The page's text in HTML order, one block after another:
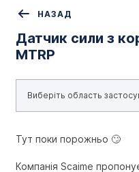
НАЗАД
Датчик сили з
MTRP
Тут поки порожньо 🙄
Компанія Scaime